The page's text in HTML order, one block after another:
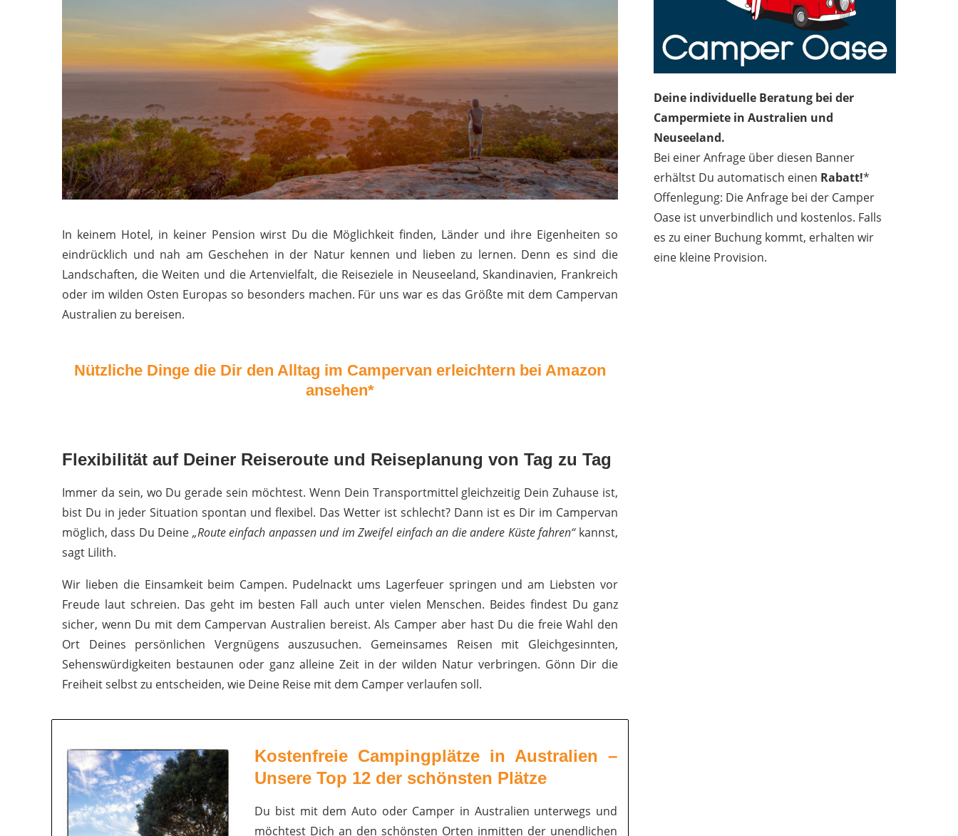
In keinem Hotel, in keiner Pension wirst Du die Möglichkeit finden, Länder und ihre Eigenheiten so
eindrücklich und nah am Geschehen in der Natur kennen und lieben zu lernen. Denn es sind die
Landschaften, die Weiten und die Artenvielfalt, die Reiseziele in Neuseeland, Skandinavien, Frankreich
oder im wilden Osten Europas so besonders machen. Für uns war es das Größte mit dem Campervan
Australien zu bereisen.
Nützliche Dinge die Dir den Alltag im Campervan erleichtern bei Amazon
ansehen*
Flexibilität auf Deiner Reiseroute und Reiseplanung von Tag zu Tag
Immer da sein, wo Du gerade sein möchtest. Wenn Dein Transportmittel gleichzeitig Dein Zuhause ist,
bist Du in jeder Situation spontan und flexibel. Das Wetter ist schlecht? Dann ist es Dir im Campervan
möglich, dass Du Deine „Route einfach anpassen und im Zweifel einfach an die andere Küste fahren“kannst,
sagt Lilith.
Wir lieben die Einsamkeit beim Campen. Pudelnackt ums Lagerfeuer springen und am Liebsten vor
Freude laut schreien. Das geht im besten Fall auch unter vielen Menschen. Beides findest Du ganz
sicher, wenn Du mit dem Campervan Australien bereist. Als Camper aber hast Du die freie Wahl den
Ort Deines persönlichen Vergnügens auszusuchen. Gemeinsames Reisen mit Gleichgesinnten,
Sehenswürdigkeiten bestaunen oder ganz alleine Zeit in der wilden Natur verbringen. Gönn Dir die
Freiheit selbst zu entscheiden, wie Deine Reise mit dem Camper verlaufen soll.
Kostenfreie Campingplätze in Australien –
Unsere Top 12 der schönsten Plätze
Du bist mit dem Auto oder Camper in Australien unterwegs und
möchtest Dich an den schönsten Orten inmitten der unendlichen
Deine individuelle Beratung bei der
Campermiete in Australien und
Neuseeland.
Bei einer Anfrage über diesen Banner
erhältst Du automatisch einen Rabatt!*
Offenlegung: Die Anfrage bei der Camper
Oase ist unverbindlich und kostenlos. Falls
es zu einer Buchung kommt, erhalten wir
eine kleine Provision.